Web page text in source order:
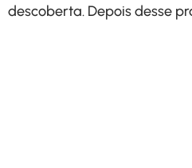
descoberta. Depois desse